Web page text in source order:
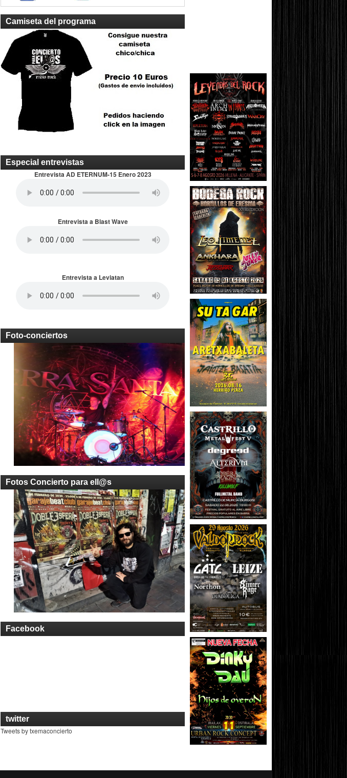
Camiseta del programa
Especial entrevistas
Entrevista AD ETERNUM-15 Enero 2023
Entrevista a Blast Wave
Entrevista a Leviatan
Foto-conciertos
Fotos Concierto para ell@s
Facebook
twitter
Tweets by txemaconcierto